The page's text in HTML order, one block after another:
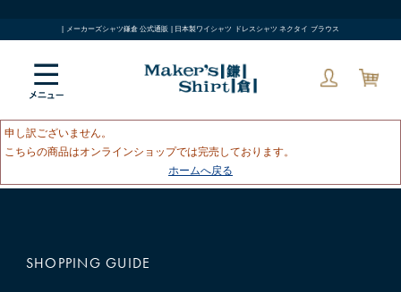
| メーカーズシャツ鎌倉 公式通販 | 日本製ワイシャツ ドレスシャツ ネクタイ ブラウス
申し訳ございません。
こちらの商品はオンラインショップでは完売しております。
ホームへ戻る
SHOPPING GUIDE